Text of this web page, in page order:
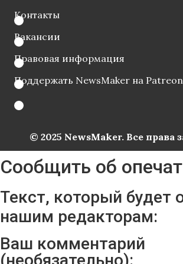
Контакты
Вакансии
Правовая информация
Поддержать NewsMaker на Patreon
© 2025 NewsMaker. Все
Сообщить об
Текст, который будет
нашим редакторам:
Ваш комментарий